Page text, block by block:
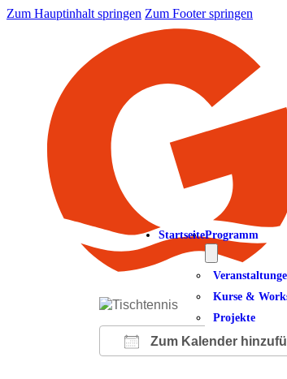
Zum Hauptinhalt springen Zum Footer springen
StartseiteProgramm
Kurse &
Projekte
Zum Kalender